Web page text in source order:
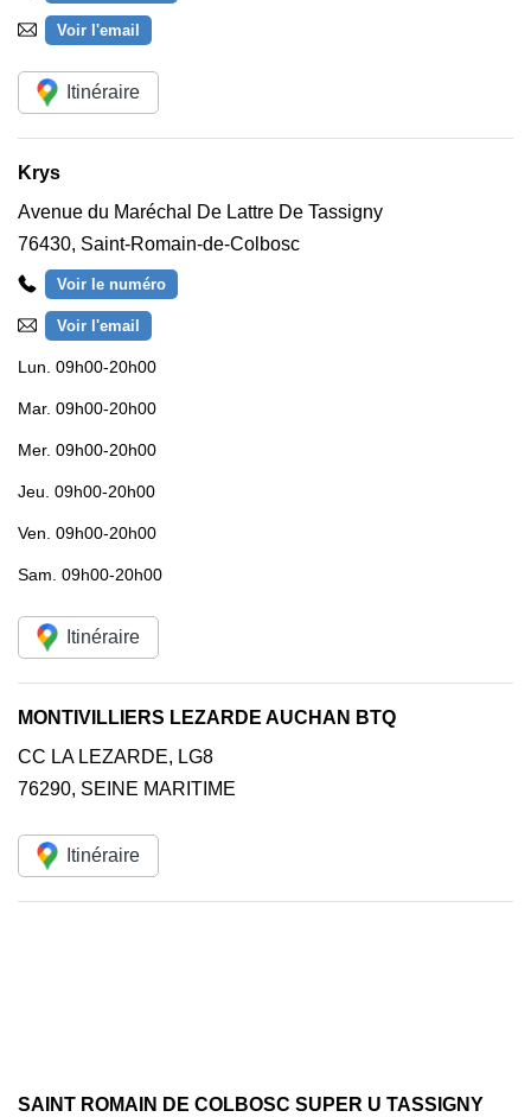
Voir l'email
Itinéraire
Krys
Avenue du Maréchal De Lattre De Tassigny
76430, Saint-Romain-de-Colbosc
Voir le numéro
Voir l'email
Lun. 09h00-20h00
Mar. 09h00-20h00
Mer. 09h00-20h00
Jeu. 09h00-20h00
Ven. 09h00-20h00
Sam. 09h00-20h00
Itinéraire
MONTIVILLIERS LEZARDE AUCHAN BTQ
CC LA LEZARDE, LG8
76290, SEINE MARITIME
Itinéraire
SAINT ROMAIN DE COLBOSC SUPER U TASSIGNY